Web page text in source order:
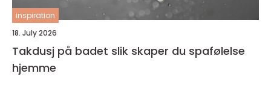
inspiration
18. July 2026
Takdusj på badet slik skaper du spafølelse
hjemme